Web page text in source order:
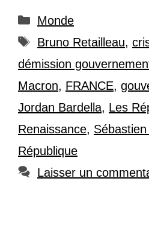
Catégories
Monde
Étiquettes
Bruno Retailleau,
démission
Macron, FRANCE,
Jordan Bardella, Les
Renaissance,
République
Laisser un